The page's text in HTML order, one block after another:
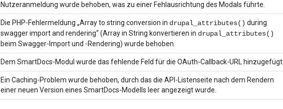
Nutzeranmeldung wurde behoben, was zu einer Fehlausrichtung des Modals führte.
Die PHP-Fehlermeldung „Array to string conversion in drupal_attributes() during
swagger import and rendering“ (Array in String konvertieren in drupal_attributes()
beim Swagger-Import und ‑Rendering) wurde behoben.
Dem SmartDocs-Modul wurde das fehlende Feld für die OAuth-Callback-URL hinzugefügt.
Ein Caching-Problem wurde behoben, durch das die API-Listenseite nach dem Rendern
einer neuen Version eines SmartDocs-Modells leer angezeigt wurde.